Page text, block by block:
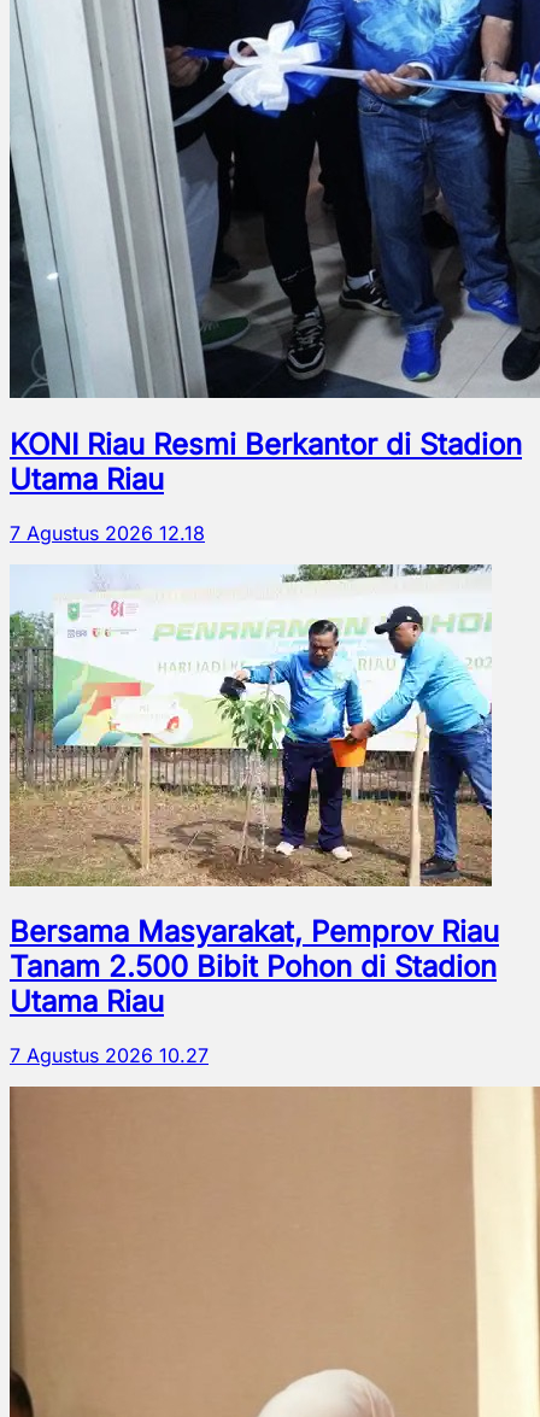
KONI Riau Resmi Berkantor di Stadion
Utama Riau
7 Agustus 2026 12.18
Bersama Masyarakat, Pemprov Riau
Tanam 2.500 Bibit Pohon di Stadion
Utama Riau
7 Agustus 2026 10.27